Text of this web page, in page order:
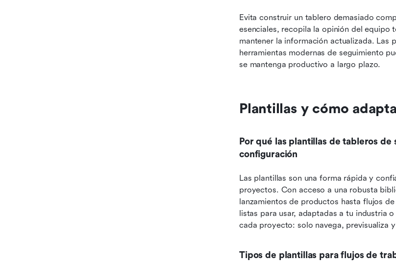
Evita construir un tablero demasiado
esenciales, recopila la opinión del equipo
mantener la información actualizada. Las
herramientas modernas de seguimiento
se mantenga productivo a largo plazo.
Plantillas y cómo
Por qué las plantillas de tableros
configuración
Las plantillas son una forma rápida y
proyectos. Con acceso a una robusta
lanzamientos de productos hasta flujos
listas para usar, adaptadas a tu industria
cada proyecto: solo navega, previsualiza
Tipos de plantillas para flujos de